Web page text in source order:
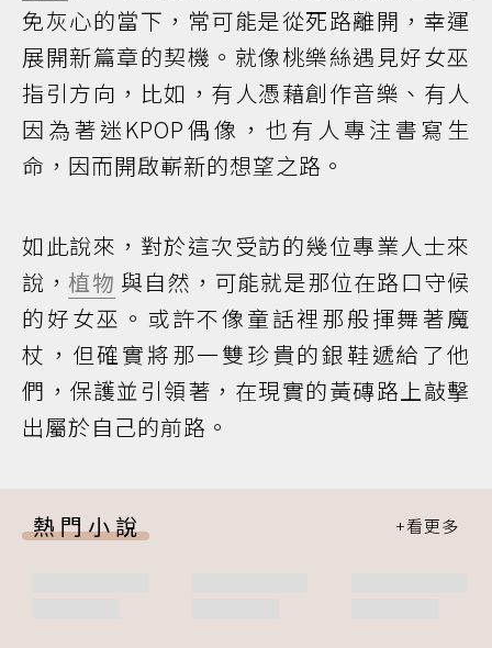
免灰心的當下，常可能是從死路離開，幸運
展開新篇章的契機。就像桃樂絲遇見好女巫
指引方向，比如，有人憑藉創作音樂、有人
因為著迷KPOP偶像，也有人專注書寫生
命，因而開啟嶄新的想望之路。
如此說來，對於這次受訪的幾位專業人士來
說， 植物 與自然，可能就是那位在路口守候
的好女巫。或許不像童話裡那般揮舞著魔
杖，但確實將那一雙珍貴的銀鞋遞給了他
們，保護並引領著，在現實的黃磚路上敲擊
出屬於自己的前路。
熱門小說